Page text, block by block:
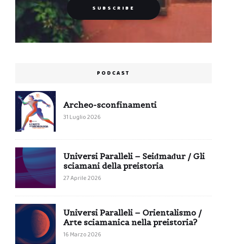
PODCAST
Archeo-sconfinamenti
31 Luglio 2026
Universi Paralleli – Seiđmađur / Gli
sciamani della preistoria
27 Aprile 2026
Universi Paralleli – Orientalismo /
Arte sciamanica nella preistoria?
16 Marzo 2026